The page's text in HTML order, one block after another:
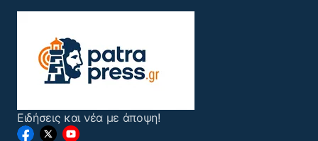
Ειδήσεις και νέα με άποψη!